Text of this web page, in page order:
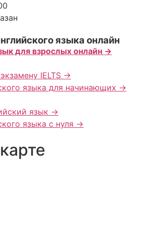
языка онлайн
для взрослых онлайн ->
IELTS ->
языка для начинающих ->
язык ->
языка с нуля ->